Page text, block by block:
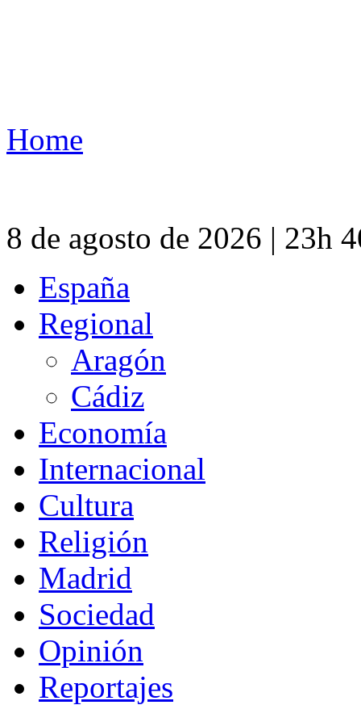
Home
8 de agosto de 2026 | 23h
España
Regional
Aragón
Cádiz
Economía
Internacional
Cultura
Religión
Madrid
Sociedad
Opinión
Reportajes